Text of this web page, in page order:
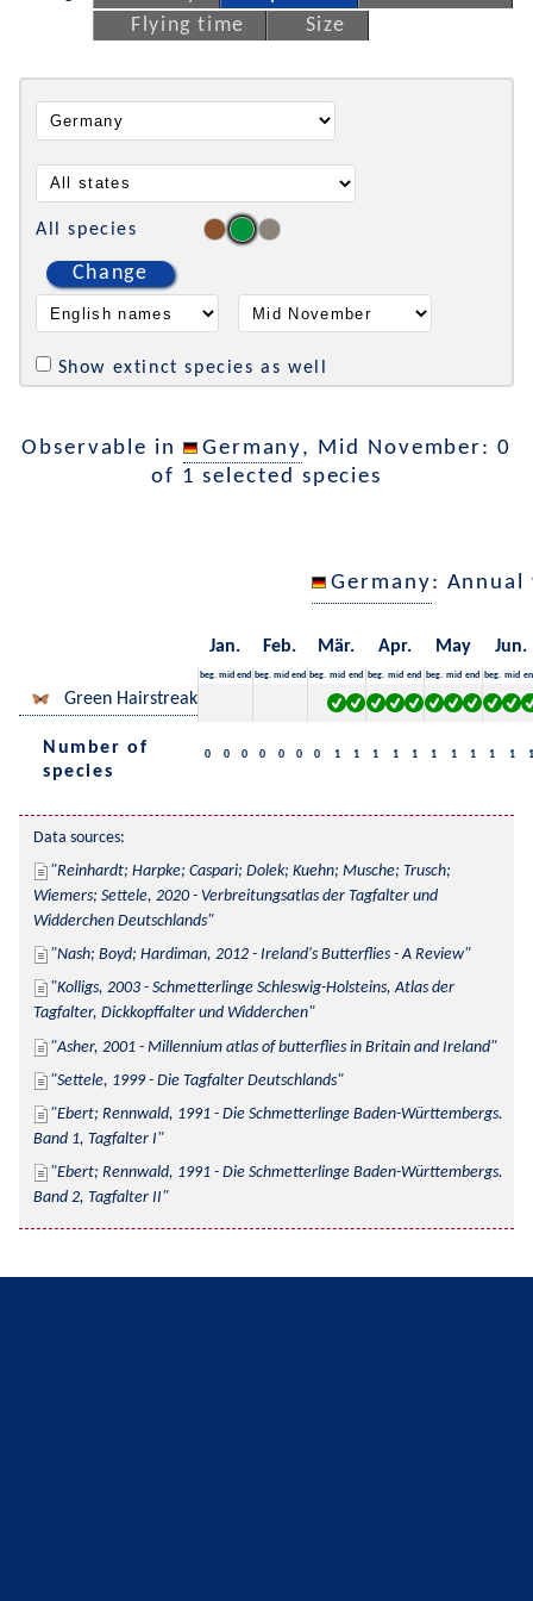
Flying time
Size
All species
Change
Show extinct species as well
Observable in Germany, Mid November: 0
of 1 selected species
Germany: Annual
Jan. Feb. Mär. Apr. May Jun.
beg. mid end beg. mid end beg. mid end beg. mid end beg. mid end beg. mid
Green Hairstreak
Number of
species
0 0 0 0 0 0 0 1 1 1 1 1 1 1 1 1 1 1
Data sources:
Reinhardt; Harpke; Caspari; Dolek; Kuehn; Musche; Trusch;
Wiemers; Settele, 2020 - Verbreitungsatlas der Tagfalter und
Widderchen Deutschlands
Nash; Boyd; Hardiman, 2012 - Ireland's Butterflies - A Review
Kolligs, 2003 - Schmetterlinge Schleswig-Holsteins, Atlas der
Tagfalter, Dickkopffalter und Widderchen
Asher, 2001 - Millennium atlas of butterflies in Britain and Ireland
Settele, 1999 - Die Tagfalter Deutschlands
Ebert; Rennwald, 1991 - Die Schmetterlinge Baden-Württembergs.
Band 1, Tagfalter I
Ebert; Rennwald, 1991 - Die Schmetterlinge Baden-Württembergs.
Band 2, Tagfalter II